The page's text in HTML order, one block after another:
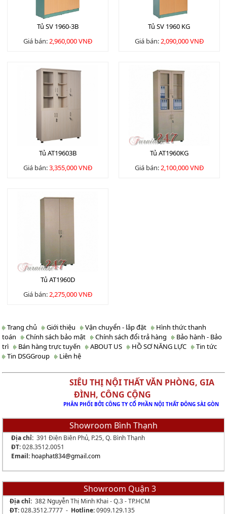
Tủ SV 1960-3B
Giá bán:2,960,000 VNĐ
Tủ SV 1960 KG
Giá bán:2,090,000 VNĐ
Tủ AT19603B
Giá bán:3,355,000 VNĐ
Tủ AT1960KG
Giá bán:2,100,000 VNĐ
Tủ AT1960D
Giá bán:2,275,000 VNĐ
Trang chủ Giới thiệu Vận chuyển - lắp đặt
Hình thức thanh
toán
Chính sách bảo mật Chính sách đổi trả hàng
Bảo hành - Bảo
trì
Bán hàng trực tuyến ABOUT US HỒ SƠ NĂNG LỰC
Tin tức
Tin DSGGroup
Liên hệ
SIÊU THỊ NỘI THẤT VĂN PHÒNG, GIA
ĐÌNH, CÔNG CỘNG
PHÂN PHỐI BỞI CÔNG TY CỔ PHẦN NỘI THẤT ĐÔNG SÀI GÒN
Showroom Bình Thạnh
Địa chỉ:391 Điện Biên Phủ, P.25, Q. Bình Thạnh
ĐT:028.3512.0051
Email: hoaphat834@gmail.com
Showroom Quận 3
Địa chỉ:382 Nguyễn Thị Minh Khai - Q.3 - TP.HCM
ĐT:028.3512.7777 - Hotline:0909.129.135